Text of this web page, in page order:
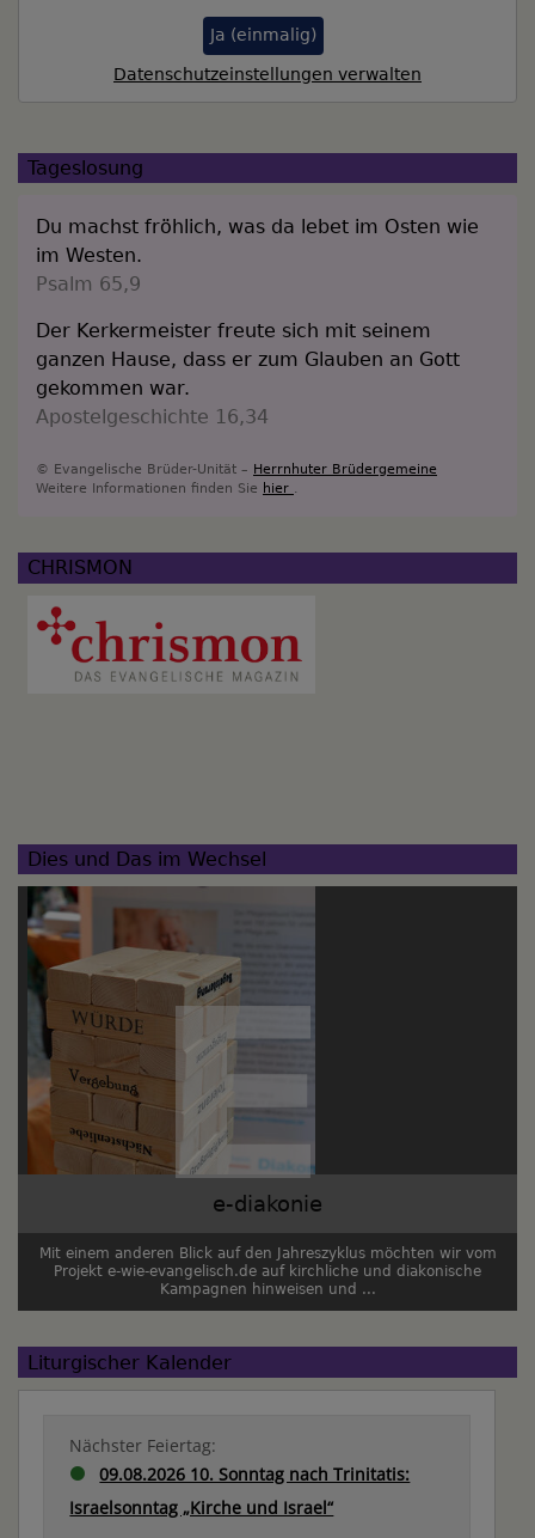
Ja (einmalig)
Datenschutzeinstellungen verwalten
Tageslosung
Du machst fröhlich, was da lebet im Osten wie
im Westen.
Psalm 65,9
Der Kerkermeister freute sich mit seinem
ganzen Hause, dass er zum Glauben an Gott
gekommen war.
Apostelgeschichte 16,34
© Evangelische Brüder-Unität – Herrnhuter Brüdergemeine
Weitere Informationen finden Sie hier .
CHRISMON
Dies und Das im Wechsel
e-diakonie
Mit einem anderen Blick auf den Jahreszyklus möchten wir vom
Projekt e-wie-evangelisch.de auf kirchliche und diakonische
Kampagnen hinweisen und ...
Liturgischer Kalender
Nächster Feiertag:
09.08.2026 10. Sonntag nach Trinitatis:
Israelsonntag „Kirche und Israel“